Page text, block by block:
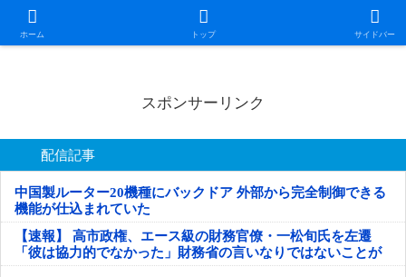
ホーム トップ サイドバー
日本第一！ニュース録
スポンサーリンク
配信記事
中国製ルーター20機種にバックドア 外部から完全制御できる
機能が仕込まれていた
【速報】 高市政権、エース級の財務官僚・一松旬氏を左遷
「彼は協力的でなかった」財務省の言いなりではないことが
判明